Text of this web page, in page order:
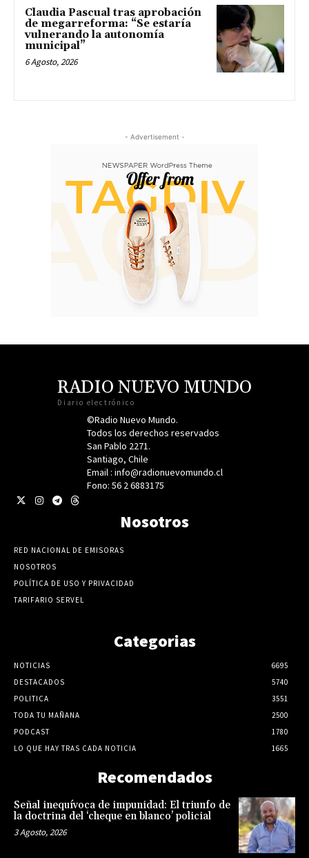
Claudia Pascual tras aprobación
de megarreforma: “Se estaría
vulnerando la autonomía
municipal”
6 Agosto, 2026
- Advertisement -
RADIO NUEVO MUNDO
Diario electrónico
©Radio Nuevo Mundo.
Todos los derechos reservados
San Pablo 2271.
Santiago, Chile
Email : info@radionuevomundo.cl
Fono: 56 2 6883175
Nosotros
RED NACIONAL DE EMISORAS
NOSOTROS
POLÍTICA DE USO Y PRIVACIDAD
TARIFARIO SERVEL
Categorias
NOTICIAS
6695
DESTACADOS
5740
POLITICA
3551
TODA TU MAÑANA
2500
PODCAST
1780
LO QUE HAY TRAS CADA NOTICIA
1665
Recomendados
Señal inequívoca de impunidad: El triunfo de
la doctrina del ‘cheque en blanco’ policial
3 Agosto, 2026